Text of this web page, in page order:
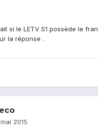
si le LETV S1 possède le
la réponse .
2015